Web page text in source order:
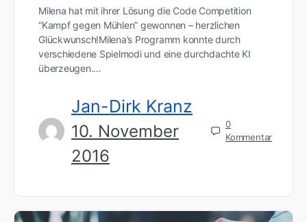
Milena hat mit ihrer Lösung die Code Competition
“Kampf gegen Mühlen” gewonnen – herzlichen
Glückwunsch!Milena’s Programm konnte durch
verschiedene Spielmodi und eine durchdachte KI
überzeugen.…
Jan-Dirk Kranz
10. November
2016
0
Kommentar